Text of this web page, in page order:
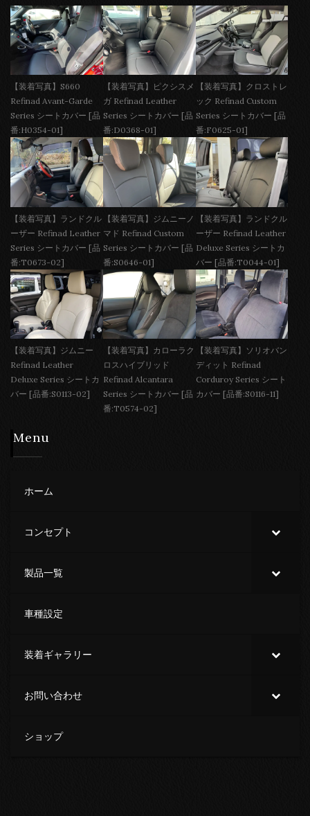
【装着写真】S660
Refinad Avant-Garde
Series シートカバー [品
番:H0354-01]
【装着写真】ピクシスメ
ガ Refinad Leather
Series シートカバー [品
番:D0368-01]
【装着写真】クロストレ
ック Refinad Custom
Series シートカバー [品
番:F0625-01]
【装着写真】ランドクル
ーザー Refinad Leather
Series シートカバー [品
番:T0673-02]
【装着写真】ジムニーノ
マド Refinad Custom
Series シートカバー [品
番:S0646-01]
【装着写真】ランドクル
ーザー Refinad Leather
Deluxe Series シートカ
バー [品番:T0044-01]
【装着写真】ジムニー
Refinad Leather
Deluxe Series シートカ
バー [品番:S0113-02]
【装着写真】カローラク
ロスハイブリッド
Refinad Alcantara
Series シートカバー [品
番:T0574-02]
【装着写真】ソリオバン
ディット Refinad
Corduroy Series シート
カバー [品番:S0116-11]
Menu
ホーム
コンセプト
製品一覧
車種設定
装着ギャラリー
お問い合わせ
ショップ